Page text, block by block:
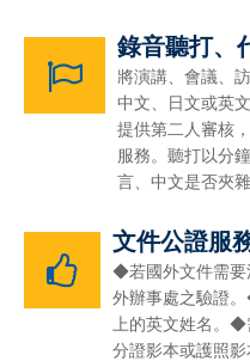
錄音聽打、
將演講、會議、
中文、日文或英
提供第二人審核
服務。聽打以分
言、中文是否夾
文件公證服
◆若國外文件需要
外辦事處之驗證
上的英文姓名。◆
分證影本或護照